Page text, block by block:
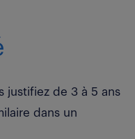
justifiez de 3 à 5 ans
dans un